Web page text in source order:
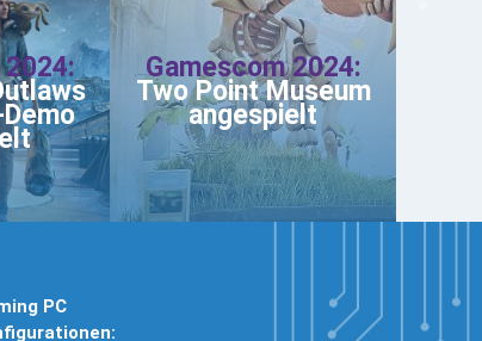
Gamescom 2024:
Two Point Museum
angespielt
PC